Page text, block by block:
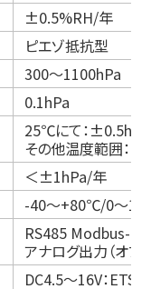
±0.5%RH/年
ピエゾ抵抗型
300～1100hPa
0.1hPa
25℃にて：±0.5hPa
その他温度範囲：
＜±1hPa/年
-40～+80℃/0～
RS485 Modbus-
アナログ出力（オプ
DC4.5～16V：